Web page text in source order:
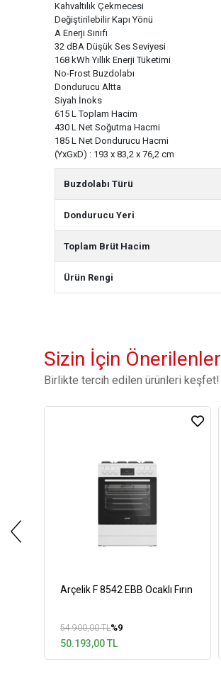
Kahvaltılık Çekmecesi
Değiştirilebilir Kapı Yönü
A Enerji Sınıfı
32 dBA Düşük Ses Seviyesi
168 kWh Yıllık Enerji Tüketimi
No-Frost Buzdolabı
Dondurucu Altta
Siyah İnoks
615 L Toplam Hacim
430 L Net Soğutma Hacmi
185 L Net Dondurucu Hacmi
(YxGxD) : 193 x 83,2 x 76,2 cm
Buzdolabı Türü
Dondurucu Yeri
Toplam Brüt Hacim
Ürün Rengi
Sizin İçin Önerilenler
Birlikte tercih edilen ürünleri keşfet!
Arçelik F 8542 EBB Ocaklı Fırın
54.900,00 TL%9
50.193,00 TL